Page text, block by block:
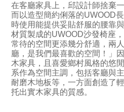
在客廳家具上，邱設計師捨棄
而以造型簡約俐落的UWOOD
時使用能提供妥貼舒服的腰靠
材質製成的UWOOD沙發椅座
常待的空間更添幾分舒適，兩
廳，是我們最喜歡的空間！」
木家具，且喜愛鄉村風格的悠
系作為空間主調，包括客廳與
耐磨木地板等，一方面創造了
托出實木家具的質感。